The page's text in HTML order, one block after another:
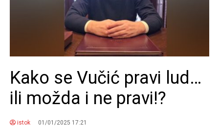
Kako se Vučić pravi lud…
ili možda i ne pravi!?
istok 01/01/2025 17:21